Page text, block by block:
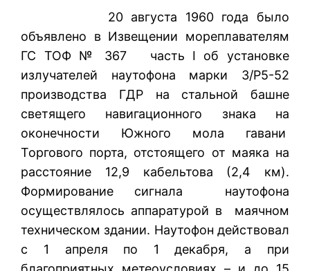
20 августа 1960 года было
объявлено в Извещении мореплавателям
ГС ТОФ № 367 часть I об установке
излучателей наутофона марки 3/Р5-52
производства ГДР на стальной башне
светящего навигационного знака на
оконечности Южного мола гавани
Торгового порта, отстоящего от маяка на
расстояние 12,9 кабельтова (2,4 км).
Формирование сигнала наутофона
осуществлялось аппаратурой в маячном
техническом здании. Наутофон действовал
с 1 апреля по 1 декабря, а при